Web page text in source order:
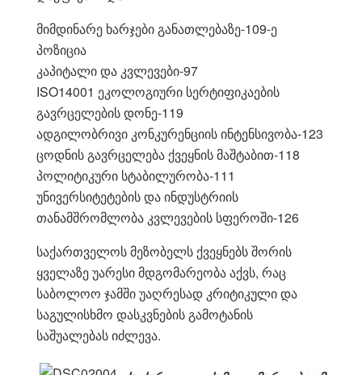
მიმდინარე ხარჯები განათლებაზე-109-ე
პოზიცია
კაპიტალი და კვლევები-97
ISO14001 ეკოლოგიური სერტიფიკაების
გავრცელების დონე-119
ადგილობრივი კონკურენციის ინტენსივობა-123
ცოდნის გავრცელება ქვეყნის მაშტაბით-118
პოლიტიკური სტაბილურობა-111
უნივერსიტეტების და ინდუსტრიის
თანამშრომლობა კვლევების სფეროში-126
საქართველოს მეზობელს ქვეყნებს შორის
ყველაზე უარესი მდგომარეობა აქვს, რაც
საბოლოო ჯამში უაღრესად კრიტიკული და
საგულისხმო დასკვნების გამოტანის
საშუალებას იძლევა.